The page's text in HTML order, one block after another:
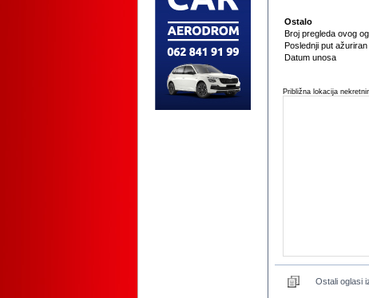
Ostalo
Broj pregleda ovog
Poslednji put ažuriran
Datum unosa
Približna lokacija
Ostali oglasi